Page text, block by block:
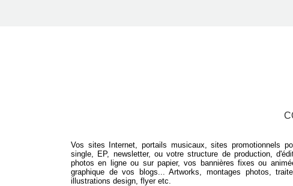
Vos sites Internet, portails musicaux, sites promotionnels
single, EP, newsletter, ou votre structure de production,
photos en ligne ou sur papier, vos bannières fixes ou
graphique de vos blogs... Artworks, montages photos,
illustrations design, flyer etc.